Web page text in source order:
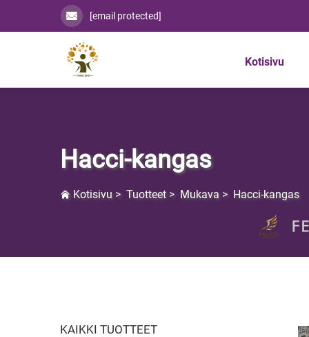
[email protected]
Kotisivu
Hacci-kangas
Kotisivu > Tuotteet > Mukava > Hacci-kangas
KAIKKI TUOTTEET